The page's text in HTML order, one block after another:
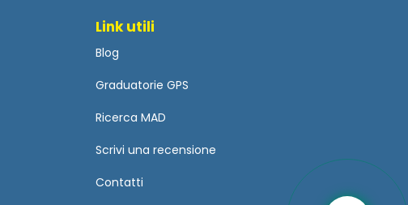
Link utili
Blog
Graduatorie GPS
Ricerca MAD
Scrivi una recensione
Contatti